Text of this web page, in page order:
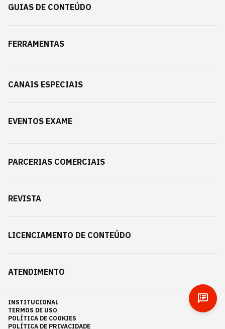
GUIAS DE CONTEÚDO
FERRAMENTAS
CANAIS ESPECIAIS
EVENTOS EXAME
PARCERIAS COMERCIAIS
REVISTA
LICENCIAMENTO DE CONTEÚDO
ATENDIMENTO
INSTITUCIONAL
TERMOS DE USO
POLÍTICA DE COOKIES
POLÍTICA DE PRIVACIDADE